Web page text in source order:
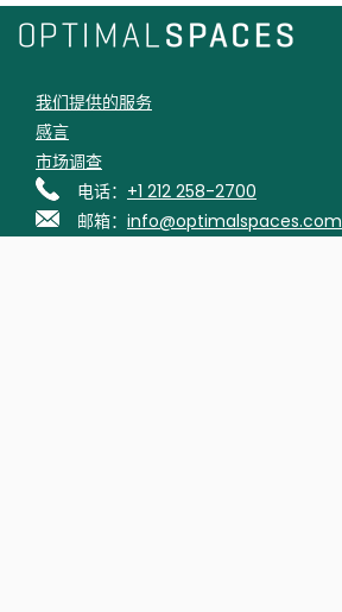
我们提供的服务
感言
市场调查
电话： +1 212 258-2700
邮箱： info@optimalspaces.com